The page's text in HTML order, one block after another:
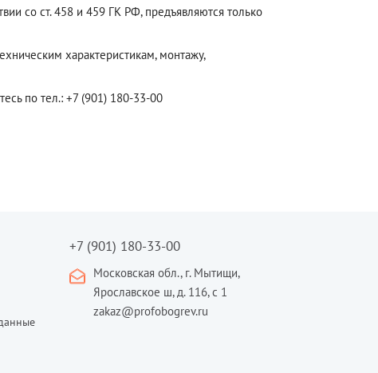
со ст. 458 и 459 ГК РФ, предъявляются только
характеристикам, монтажу,
по тел.: +7 (901) 180-33-00
+7 (901) 180-33-00
Московская обл., г. Мытищи,
Ярославское ш, д. 116, с 1
zakaz@profobogrev.ru